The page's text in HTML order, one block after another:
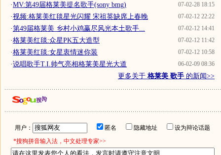
07-02-28 18:15
·MV:第49届格莱美提名歌手(sony bmg)
07-02-12 22:22
·视频:格莱美红毯星光闪耀 宋祖英缺席上春晚
07-02-12 14:41
·第49届格莱美 乡村小鸡赢尽风光本土歌手...
07-02-12 11:42
·格莱美红毯:众星PK五大造型
07-02-12 10:58
·格莱美红毯:女星衷情迷你装
06-02-09 08:36
·说唱歌手T.I.帅气亮相格莱美星光大道
更多关于 格莱美 歌手 的新闻>>
用户： 匿名 隐藏地址
设为辩论话题
*搜狗拼音输入法，中文处理专家>>